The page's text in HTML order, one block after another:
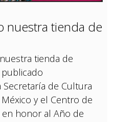
nuestra tienda de
tienda de
de Cultura
y el Centro de
en honor al Año de